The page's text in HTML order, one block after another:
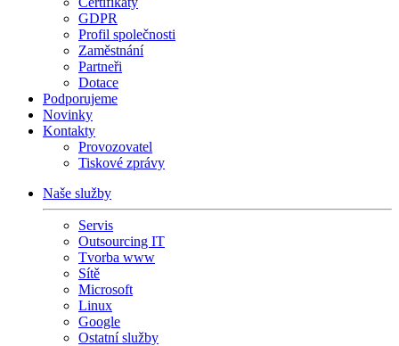
GDPR
Profil společnosti
Zaměstnání
Partneři
Dotace
Podporujeme
Novinky
Kontakty
Provozovatel
Tiskové zprávy
Naše služby
Servis
Outsourcing IT
Tvorba www
Sítě
Microsoft
Linux
Google
Ostatní služby